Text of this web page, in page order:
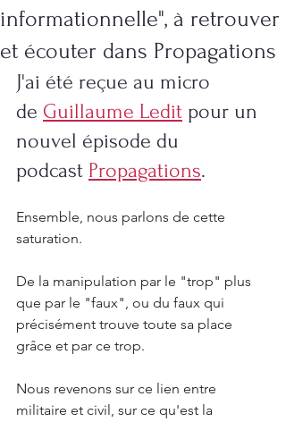
informationnelle", à retrouver
et écouter dans Propagations
J'ai été reçue au micro
de Guillaume Ledit pour un
nouvel épisode du
podcast Propagations.
Ensemble, nous parlons de cette
saturation.
De la manipulation par le "trop" plus
que par le "faux", ou du faux qui
précisément trouve toute sa place
grâce et par ce trop.
Nous revenons sur ce lien entre
militaire et civil, sur ce qu'est la